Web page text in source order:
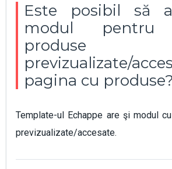
Este posibil să
modul pentru
produse
previzualizate/
pagina cu produse?
Template-ul Echappe are şi modul
previzualizate/accesate.